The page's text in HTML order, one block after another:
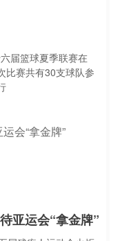
届篮球夏季联赛在
比赛共有30支球队参
亚运会“拿金牌”